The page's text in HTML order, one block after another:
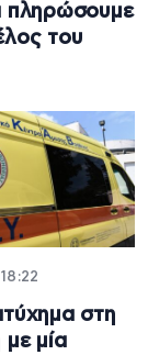
πληρώσουμε
του
στη
με μία